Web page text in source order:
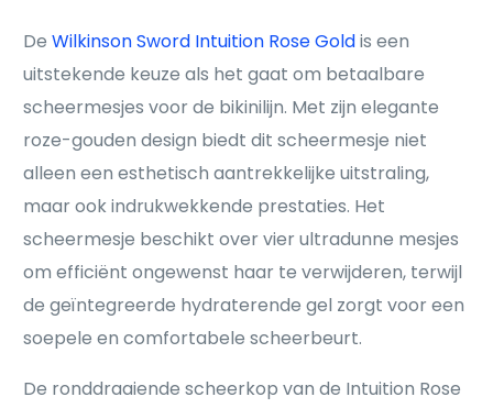
DeWilkinson Sword Intuition Rose Goldis een
uitstekende keuze als het gaat om betaalbare
scheermesjes voor de bikinilijn. Met zijn elegante
roze-gouden design biedt dit scheermesje niet
alleen een esthetisch aantrekkelijke uitstraling,
maar ook indrukwekkende prestaties. Het
scheermesje beschikt over vier ultradunne mesjes
om efficiënt ongewenst haar te verwijderen, terwijl
de geïntegreerde hydraterende gel zorgt voor een
soepele en comfortabele scheerbeurt.
De ronddraaiende scheerkop van de Intuition Rose